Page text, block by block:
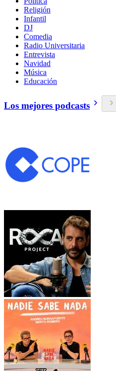
Religión
Infantil
DJ
Comedia
Radio Universitaria
Entrevista
Navidad
Música
Educación
Los mejores podcasts